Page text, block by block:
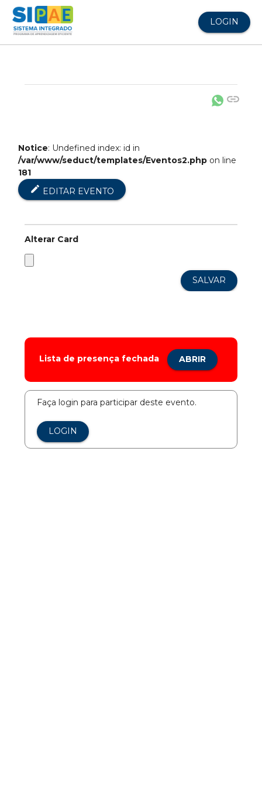
LOGIN
link
Notice: Undefined index: id in
/var/www/seduct/templates/Eventos2.php on line
181
edit EDITAR EVENTO
Alterar Card
Lista de presença fechada ABRIR
Faça login para participar deste evento.
LOGIN